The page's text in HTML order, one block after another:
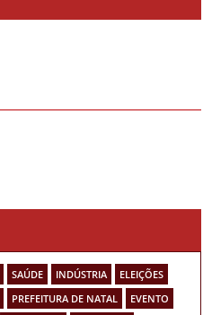
SAÚDE INDÚSTRIA
ELEIÇÕES
PREFEITURA DE NATAL
EVENTO